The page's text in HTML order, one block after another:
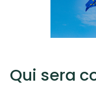
Qui sera